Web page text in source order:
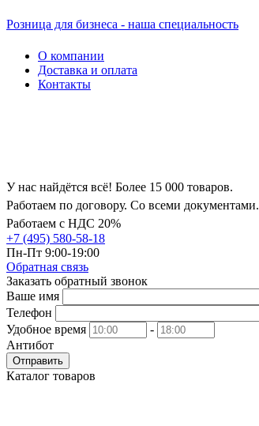
Розница для бизнеса - наша специальность
О компании
Доставка и оплата
Контакты
У нас найдётся всё! Более 15 000 товаров.
Работаем по договору. Со всеми документами.
Работаем с НДС 20%
+7 (495) 580-58-18
Пн-Пт 9:00-19:00
Обратная связь
Заказать обратный звонок
Ваше имя
Телефон
Удобное время
-
Антибот
Отправить
Каталог товаров